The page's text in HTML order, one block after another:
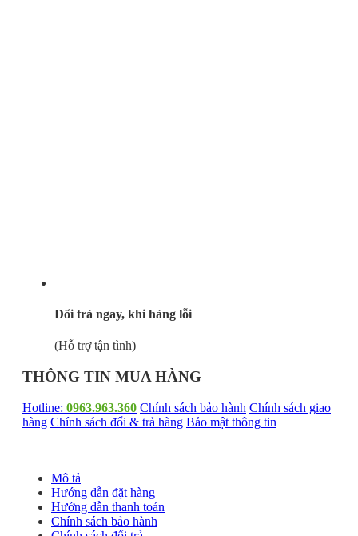
Đổi trả ngay, khi hàng lỗi
(Hỗ trợ tận tình)
THÔNG TIN MUA HÀNG
Hotline: 0963.963.360 Chính sách bảo hành Chính sách giao
hàng Chính sách đổi & trả hàng Bảo mật thông tin
Mô tả
Hướng dẫn đặt hàng
Hướng dẫn thanh toán
Chính sách bảo hành